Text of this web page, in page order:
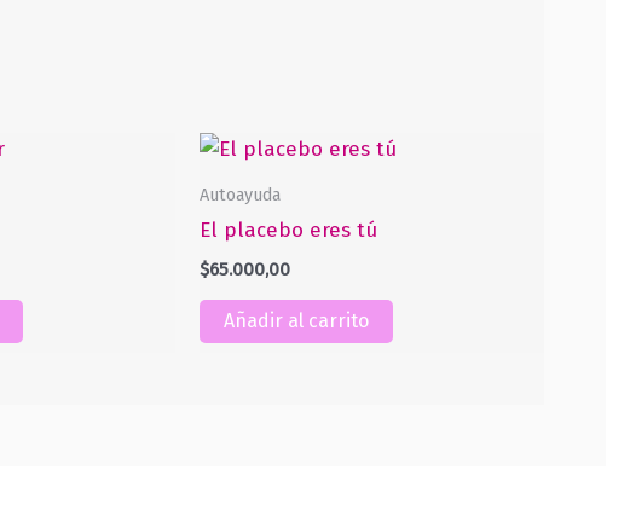
Autoayuda
El placebo eres tú
$65.000,00
Añadir al carrito